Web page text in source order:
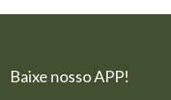
Baixe nosso APP!